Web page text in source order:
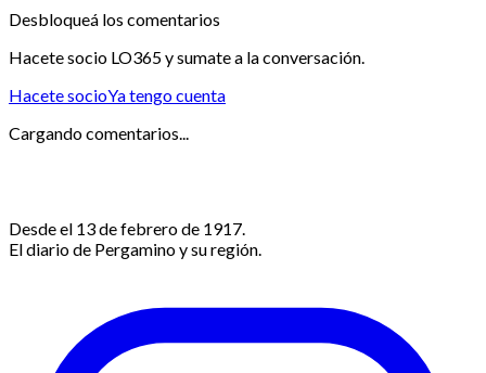
Desbloqueá los comentarios
Hacete socio LO365 y sumate a la conversación.
Hacete socioYa tengo cuenta
Cargando comentarios...
Desde el 13 de febrero de 1917.
El diario de Pergamino y su región.